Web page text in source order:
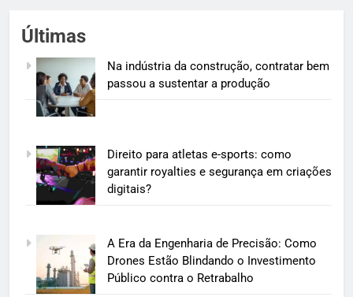
Últimas
Na indústria da construção, contratar bem
passou a sustentar a produção
Direito para atletas e-sports: como
garantir royalties e segurança em criações
digitais?
A Era da Engenharia de Precisão: Como
Drones Estão Blindando o Investimento
Público contra o Retrabalho